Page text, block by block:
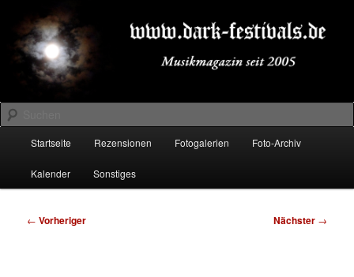
primären
Inhalt
springenDARK-FESTIVALS.DE
Suchen
Startseite Rezensionen Fotogalerien Foto-Archiv
Kalender Sonstiges
Beitragsnavigation
← Vorheriger Nächster →